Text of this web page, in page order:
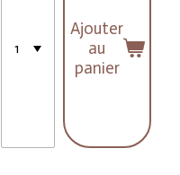
Ajouter
au
panier